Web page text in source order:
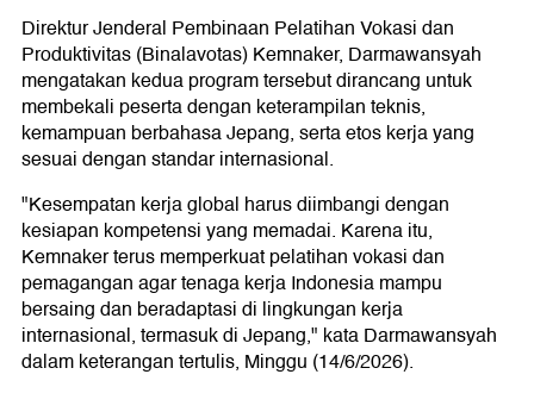
Direktur Jenderal Pembinaan Pelatihan Vokasi dan
Produktivitas (Binalavotas) Kemnaker, Darmawansyah
mengatakan kedua program tersebut dirancang untuk
membekali peserta dengan keterampilan teknis,
kemampuan berbahasa Jepang, serta etos kerja yang
sesuai dengan standar internasional.
"Kesempatan kerja global harus diimbangi dengan
kesiapan kompetensi yang memadai. Karena itu,
Kemnaker terus memperkuat pelatihan vokasi dan
pemagangan agar tenaga kerja Indonesia mampu
bersaing dan beradaptasi di lingkungan kerja
internasional, termasuk di Jepang," kata Darmawansyah
dalam keterangan tertulis, Minggu (14/6/2026).